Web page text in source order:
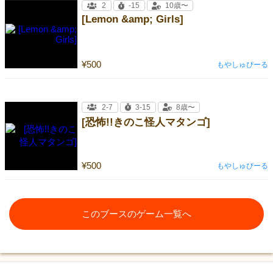
[Lemon &amp; Girls]
¥500
2 -15 10歳〜
もやしゅぴーる
[恐怖!!きのこ怪人マタンゴ]
¥500
2-7 3-15 8歳〜
もやしゅぴーる
このブースのゲーム一覧へ